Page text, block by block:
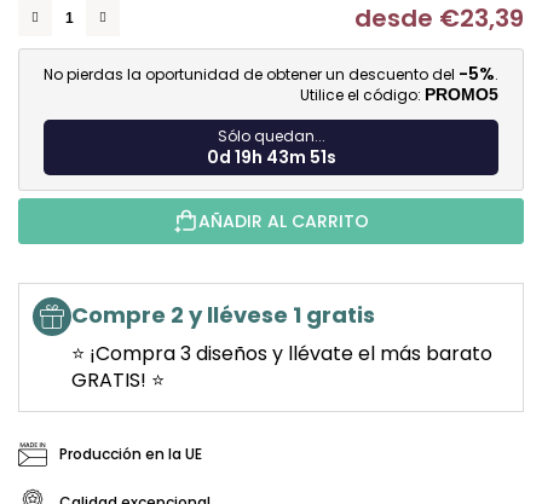
desde €23,39
No pierdas la oportunidad de obtener un descuento del -5%.
Utilice el código: PROMO5
Sólo quedan...
0d 19h 43m 50s
AÑADIR AL CARRITO
Compre 2 y llévese 1 gratis
⭐ ¡Compra 3 diseños y llévate el más barato
GRATIS! ⭐
Producción en la UE